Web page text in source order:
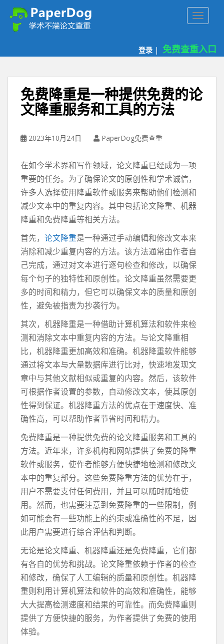
登录 | 免费查重入口
免费降重是一种提供免费的论
文降重服务和工具的方法
2023年10月24日 PaperDog免费查重
在如今学术界和写作领域，论文降重已经成为一项
重要的任务。为了确保论文的原创性和学术诚信，
许多人选择使用降重软件或服务来帮助他们检测和
减少文本中的重复内容。其中包括论文降重、机器
降重和免费降重等相关方法。
首先， 论文降重是一种通过手动编辑和修改文本来
消除和减少重复内容的方法。该方法通常由作者自
己完成，通过对文本进行逐句检查和修改，以确保
每个句子的独特性和原创性。论文降重虽然需要更
多的时间和精力，但它可以确保文本的质量和原创
性，避免被指责为抄袭行为。
其次，机器降重是一种借助计算机算法和软件来检
测和消除文本中重复内容的方法。与论文降重相
比，机器降重更加高效和准确。机器降重软件能够
通过将文本与大量数据库进行比对，快速地发现文
章中与其他文献相似或重复的内容。然后，该软件
可根据作者设置的参数，自动修改文本，使其原创
性得到保证。机器降重方法的优点在于速度快、准
确性高，可以帮助作者节省时间和精力。
免费降重是一种提供免费的论文降重服务和工具的
方法。近年来，许多机构和网站提供了免费的降重
软件或服务，使作者能够方便快捷地检测和修改文
本中的重复部分。这些免费降重方法的优势在于，
用户不需要支付任何费用，并且可以随时随地使
用。然而，也需要注意到免费降重的一些限制，例
如可能会有一些功能上的约束或准确性的不足，因
此用户需要进行综合评估和判断。
无论是论文降重、机器降重还是免费降重，它们都
有各自的优势和挑战。论文降重依赖于作者的检查
和修改，确保了人工编辑的质量和原创性。机器降
重则利用计算机算法和软件的高效和准确性，能够
大大提高检测速度和结果的可靠性。而免费降重则
提供了方便快捷的服务，为作者提供了免费的使用
体验。